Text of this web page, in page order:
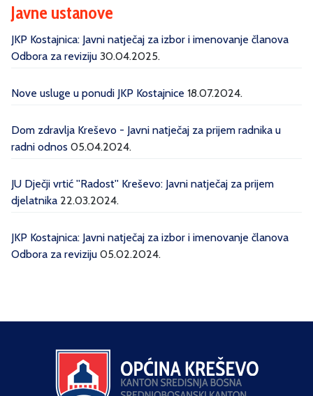
Javne ustanove
JKP Kostajnica: Javni natječaj za izbor i imenovanje članova
Odbora za reviziju 30.04.2025.
Nove usluge u ponudi JKP Kostajnice 18.07.2024.
Dom zdravlja Kreševo - Javni natječaj za prijem radnika u
radni odnos 05.04.2024.
JU Dječji vrtić ''Radost'' Kreševo: Javni natječaj za prijem
djelatnika 22.03.2024.
JKP Kostajnica: Javni natječaj za izbor i imenovanje članova
Odbora za reviziju 05.02.2024.